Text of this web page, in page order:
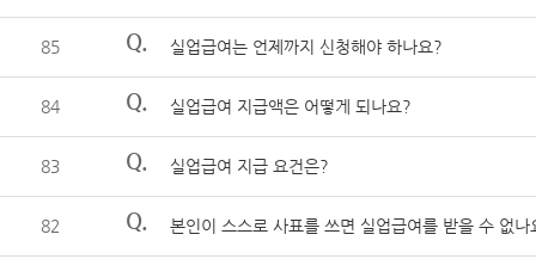
85 Q. 실업급여는 언제까지 신청해야 하나요?
84 Q. 실업급여 지급액은 어떻게 되나요?
83 Q. 실업급여 지급 요건은?
82 Q. 본인이 스스로 사표를 쓰면 실업급여를 받을 수 없나